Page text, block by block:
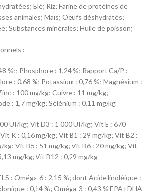
Blé; Riz; Farine de protéines de
animales; Maïs; Oeufs déshydratés;
Substances minérales; Huile de poisson;
:
%;; Phosphore : 1,24 %; Rapport Ca/P :
: 0,68 %; Potassium : 0,76 %; Magnésium :
: 100 mg/kg; Cuivre : 11 mg/kg;
: 1,7 mg/kg; Sélénium : 0,11 mg/kg
UI/kg; Vit D3 : 1 000 UI/kg; Vit E : 670
K : 0,16 mg/kg; Vit B1 : 29 mg/kg; Vit B2 :
kg; Vit B5 : 51 mg/kg; Vit B6 : 20 mg/kg; Vit
mg/kg; Vit B12 : 0,29 mg/kg
: Oméga-6 : 2,15 %; dont Acide linoléique :
: 0,14 %; Oméga-3 : 0,43 % EPA+DHA